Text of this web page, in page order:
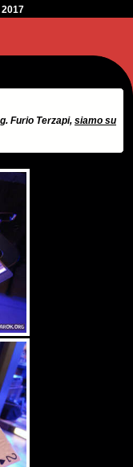
Furio Terzapi, siamo su